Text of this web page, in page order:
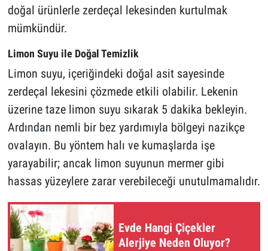
doğal ürünlerle zerdeçal lekesinden kurtulmak
mümkündür.
Limon Suyu ile Doğal Temizlik
Limon suyu, içeriğindeki doğal asit sayesinde
zerdeçal lekesini çözmede etkili olabilir. Lekenin
üzerine taze limon suyu sıkarak 5 dakika bekleyin.
Ardından nemli bir bez yardımıyla bölgeyi nazikçe
ovalayın. Bu yöntem halı ve kumaşlarda işe
yarayabilir; ancak limon suyunun mermer gibi
hassas yüzeylere zarar verebileceği unutulmamalıdır.
Evde Hangi Çiçekler
Alerjiye Neden Oluyor?